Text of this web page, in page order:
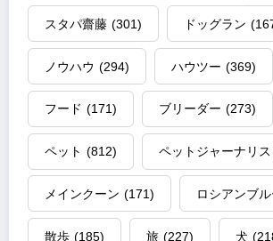
スタパ齋藤 (301) ドッグラン
ノウハウ (294) ハウツー (369)
フード (171) ブリーダー (273)
ペット (812) ペットジャーナリス
メインクーン (171) ロシアンブル
散歩 (185) 旅 (227) 犬